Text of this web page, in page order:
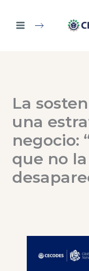
contenido
La
una
negocio:
que no